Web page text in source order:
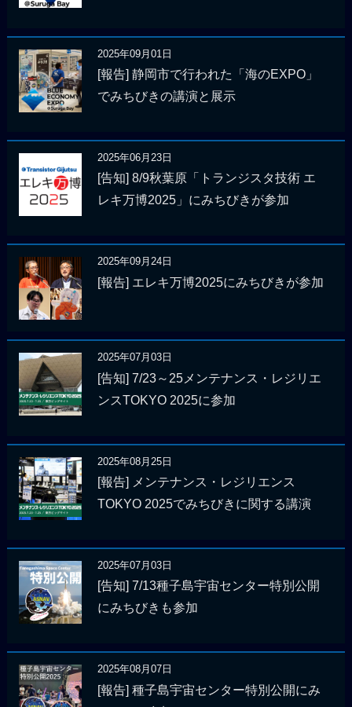
2025年09月01日
[報告] 静岡市で行われた「海のEXPO」
でみちびきの講演と展示
2025年06月23日
[告知] 8/9秋葉原「トランジスタ技術 エ
レキ万博2025」にみちびきが参加
2025年09月24日
[報告] エレキ万博2025にみちびきが参加
2025年07月03日
[告知] 7/23～25メンテナンス・レジリエ
ンスTOKYO 2025に参加
2025年08月25日
[報告] メンテナンス・レジリエンス
TOKYO 2025でみちびきに関する講演
2025年07月03日
[告知] 7/13種子島宇宙センター特別公開
にみちびきも参加
2025年08月07日
[報告] 種子島宇宙センター特別公開にみ